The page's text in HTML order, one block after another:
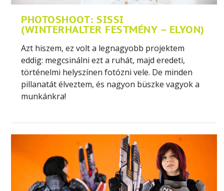
PHOTOSHOOT: SISSI
(WINTERHALTER FESTMÉNY – ELYON)
Azt hiszem, ez volt a legnagyobb projektem
eddig: megcsinálni ezt a ruhát, majd eredeti,
történelmi helyszínen fotózni vele. De minden
pillanatát élveztem, és nagyon büszke vagyok a
munkánkra!